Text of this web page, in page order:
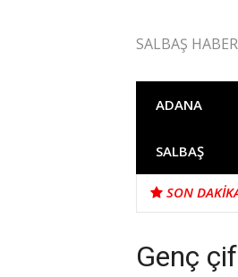
SALBAŞ
ADANA
SALBAŞ
SON
Genç